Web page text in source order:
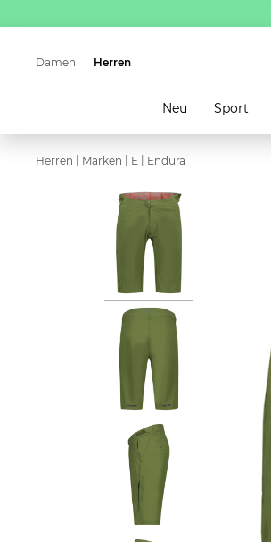
Damen Herren
Neu Sport
Herren Marken E Endura